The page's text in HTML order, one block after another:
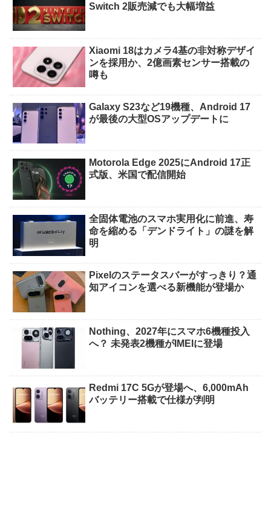
Switch 2販売減でも大幅増益
Xiaomi 18はカメラ4基の非対称デザイ
ンを採用か、2億画素センサー搭載の
噂も
Galaxy S23など19機種、Android 17
が最後の大型OSアップデートに
Motorola Edge 2025にAndroid 17正
式版、米国で配信開始
全固体電池のスマホ実用化に前進、寿
命を縮める「デンドライト」の謎を解
明
Pixelのステータスバーがすっきり？通
知アイコンを選べる新機能が登場か
Nothing、2027年にスマホ6機種投入
へ？ 未発表2機種がIMEIに登場
Redmi 17C 5Gが登場へ、6,000mAh
バッテリー搭載で仕様が判明